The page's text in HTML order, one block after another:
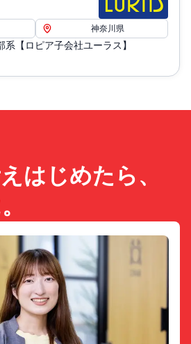
神奈川県
【ロピア子会社ユーラス】
はじめたら、